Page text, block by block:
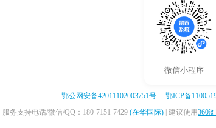
微信小程序
鄂公网安备42011102003751号 鄂ICP备
服务支持电话/微信/QQ：180-7151-7429 (在华国际) | 建议使用360